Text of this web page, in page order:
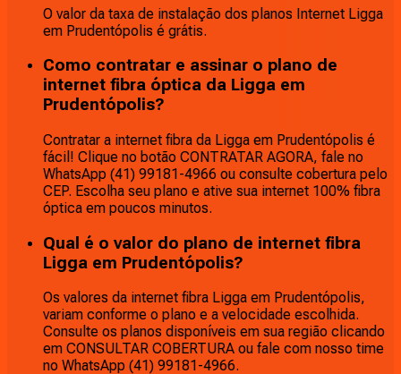
O valor da taxa de instalação dos planos Internet Ligga
em Prudentópolis é grátis.
Como contratar e assinar o plano de
internet fibra óptica da Ligga em
Prudentópolis?
Contratar a internet fibra da Ligga em Prudentópolis é
fácil! Clique no botão CONTRATAR AGORA, fale no
WhatsApp (41) 99181-4966 ou consulte cobertura pelo
CEP. Escolha seu plano e ative sua internet 100% fibra
óptica em poucos minutos.
Qual é o valor do plano de internet fibra
Ligga em Prudentópolis?
Os valores da internet fibra Ligga em Prudentópolis,
variam conforme o plano e a velocidade escolhida.
Consulte os planos disponíveis em sua região clicando
em CONSULTAR COBERTURA ou fale com nosso time
no WhatsApp (41) 99181-4966.